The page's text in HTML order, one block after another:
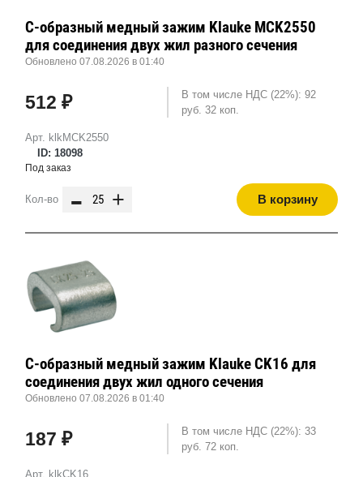
Арт. klkMCK2550
ID: 18098
С-образный медный зажим Klauke MCK2550
для соединения двух жил разного сечения
Обновлено 07.08.2026 в 01:40
512 ₽
В том числе НДС (22%): 92
руб. 32 коп.
Под заказ
Кол-во - + В корзину
Арт. klkCK16
С-образный медный зажим Klauke CK16 для
соединения двух жил одного сечения
Обновлено 07.08.2026 в 01:40
187 ₽
В том числе НДС (22%): 33
руб. 72 коп.